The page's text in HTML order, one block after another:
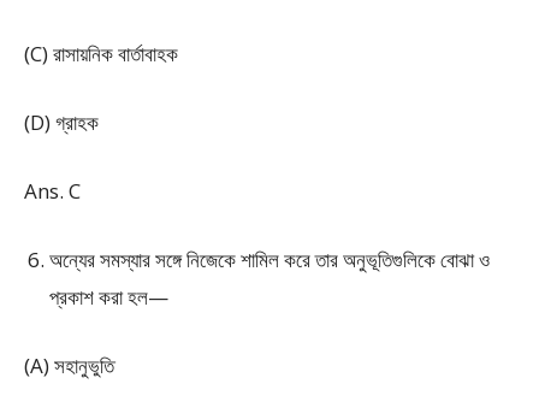
(C) রাসায়নিক বার্তাবাহক
(D) গ্রাহক
Ans. C
অন্যের সমস্যার সঙ্গে নিজেকে শামিল করে তার অনুভূতিগুলিকে বোঝা ও
প্রকাশ করা হল—
(A) সহানুভুতি